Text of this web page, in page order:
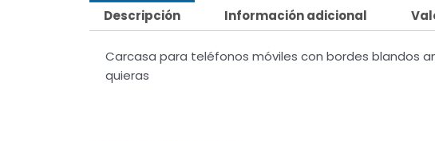
Descripción Información adicional
Carcasa para teléfonos móviles con bordes blandos
quieras